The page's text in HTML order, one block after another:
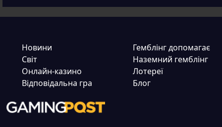
Новини
Світ
Онлайн-казино
Відповідальна гра
Гемблінг допомагає
Наземний гемблінг
Лотереї
Блог